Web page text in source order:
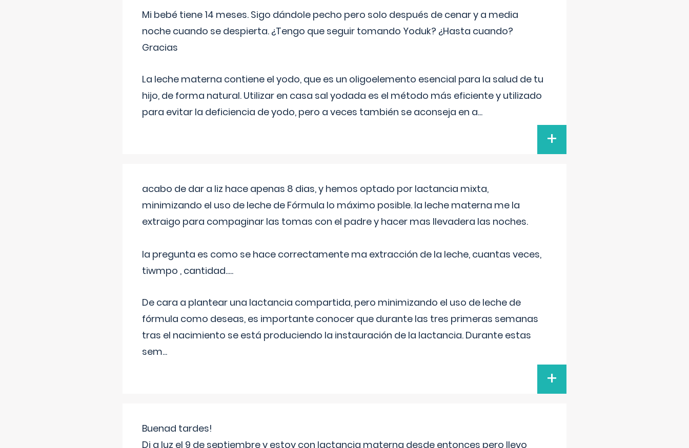
Mi bebé tiene 14 meses. Sigo dándole pecho pero solo después de cenar y a media
noche cuando se despierta. ¿Tengo que seguir tomando Yoduk? ¿Hasta cuando?
Gracias
La leche materna contiene el yodo, que es un oligoelemento esencial para la salud de tu
hijo, de forma natural. Utilizar en casa sal yodada es el método más eficiente y utilizado
para evitar la deficiencia de yodo, pero a veces también se aconseja en a...
+
acabo de dar a liz hace apenas 8 dias, y hemos optado por lactancia mixta,
minimizando el uso de leche de Fórmula lo máximo posible. la leche materna me la
extraigo para compaginar las tomas con el padre y hacer mas llevadera las noches.
la pregunta es como se hace correctamente ma extracción de la leche, cuantas veces,
tiwmpo , cantidad.....
De cara a plantear una lactancia compartida, pero minimizando el uso de leche de
fórmula como deseas, es importante conocer que durante las tres primeras semanas
tras el nacimiento se está produciendo la instauración de la lactancia. Durante estas
sem...
+
Buenad tardes!
Di a luz el 9 de septiembre y estoy con lactancia materna desde entonces pero llevo